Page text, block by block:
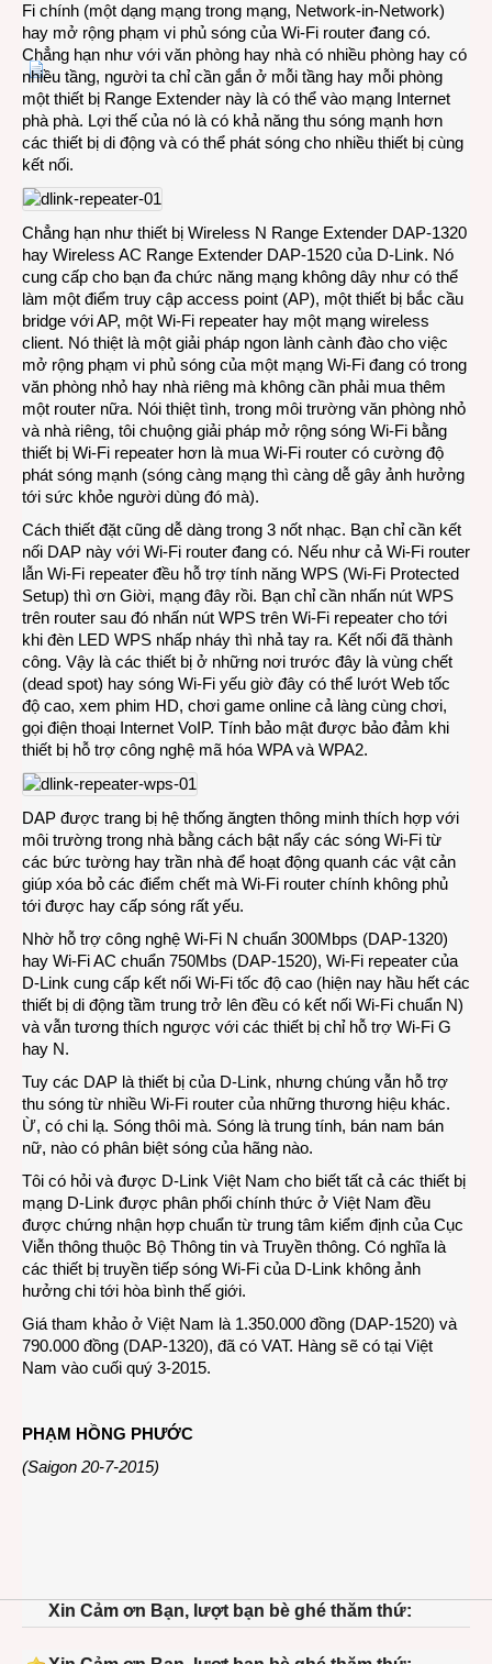
Fi chính (một dạng mạng trong mạng, Network-in-Network)
hay mở rộng phạm vi phủ sóng của Wi-Fi router đang có.
Chẳng hạn như với văn phòng hay nhà có nhiều phòng hay có
nhiều tầng, người ta chỉ cần gắn ở mỗi tầng hay mỗi phòng
một thiết bị Range Extender này là có thể vào mạng Internet
phà phà. Lợi thế của nó là có khả năng thu sóng mạnh hơn
các thiết bị di động và có thể phát sóng cho nhiều thiết bị cùng
kết nối.
Chẳng hạn như thiết bị Wireless N Range Extender DAP-1320
hay Wireless AC Range Extender DAP-1520 của D-Link. Nó
cung cấp cho bạn đa chức năng mạng không dây như có thể
làm một điểm truy cập access point (AP), một thiết bị bắc cầu
bridge với AP, một Wi-Fi repeater hay một mạng wireless
client. Nó thiệt là một giải pháp ngon lành cành đào cho việc
mở rộng phạm vi phủ sóng của một mạng Wi-Fi đang có trong
văn phòng nhỏ hay nhà riêng mà không cần phải mua thêm
một router nữa. Nói thiệt tình, trong môi trường văn phòng nhỏ
và nhà riêng, tôi chuộng giải pháp mở rộng sóng Wi-Fi bằng
thiết bị Wi-Fi repeater hơn là mua Wi-Fi router có cường độ
phát sóng mạnh (sóng càng mạng thì càng dễ gây ảnh hưởng
tới sức khỏe người dùng đó mà).
Cách thiết đặt cũng dễ dàng trong 3 nốt nhạc. Bạn chỉ cần kết
nối DAP này với Wi-Fi router đang có. Nếu như cả Wi-Fi router
lẫn Wi-Fi repeater đều hỗ trợ tính năng WPS (Wi-Fi Protected
Setup) thì ơn Giời, mạng đây rồi. Bạn chỉ cần nhấn nút WPS
trên router sau đó nhấn nút WPS trên Wi-Fi repeater cho tới
khi đèn LED WPS nhấp nháy thì nhả tay ra. Kết nối đã thành
công. Vậy là các thiết bị ở những nơi trước đây là vùng chết
(dead spot) hay sóng Wi-Fi yếu giờ đây có thể lướt Web tốc
độ cao, xem phim HD, chơi game online cả làng cùng chơi,
gọi điện thoại Internet VoIP. Tính bảo mật được bảo đảm khi
thiết bị hỗ trợ công nghệ mã hóa WPA và WPA2.
DAP được trang bị hệ thống ăngten thông minh thích hợp với
môi trường trong nhà bằng cách bật nẩy các sóng Wi-Fi từ
các bức tường hay trần nhà để hoạt động quanh các vật cản
giúp xóa bỏ các điểm chết mà Wi-Fi router chính không phủ
tới được hay cấp sóng rất yếu.
Nhờ hỗ trợ công nghệ Wi-Fi N chuẩn 300Mbps (DAP-1320)
hay Wi-Fi AC chuẩn 750Mbs (DAP-1520), Wi-Fi repeater của
D-Link cung cấp kết nối Wi-Fi tốc độ cao (hiện nay hầu hết các
thiết bị di động tầm trung trở lên đều có kết nối Wi-Fi chuẩn N)
và vẫn tương thích ngược với các thiết bị chỉ hỗ trợ Wi-Fi G
hay N.
Tuy các DAP là thiết bị của D-Link, nhưng chúng vẫn hỗ trợ
thu sóng từ nhiều Wi-Fi router của những thương hiệu khác.
Ừ, có chi lạ. Sóng thôi mà. Sóng là trung tính, bán nam bán
nữ, nào có phân biệt sóng của hãng nào.
Tôi có hỏi và được D-Link Việt Nam cho biết tất cả các thiết bị
mạng D-Link được phân phối chính thức ở Việt Nam đều
được chứng nhận hợp chuẩn từ trung tâm kiểm định của Cục
Viễn thông thuộc Bộ Thông tin và Truyền thông. Có nghĩa là
các thiết bị truyền tiếp sóng Wi-Fi của D-Link không ảnh
hưởng chi tới hòa bình thế giới.
Giá tham khảo ở Việt Nam là 1.350.000 đồng (DAP-1520) và
790.000 đồng (DAP-1320), đã có VAT. Hàng sẽ có tại Việt
Nam vào cuối quý 3-2015.
PHẠM HỒNG PHƯỚC
(Saigon 20-7-2015)
Xin Cảm ơn Bạn, lượt bạn bè ghé thăm thứ: